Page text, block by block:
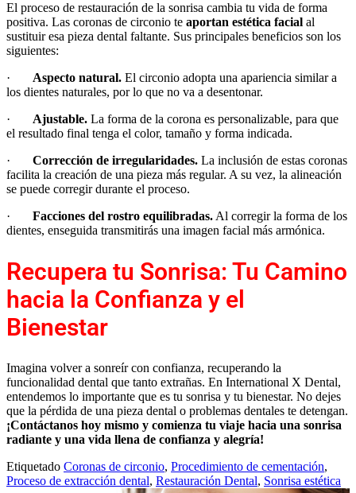
El proceso de restauración de la sonrisa cambia tu vida de forma
positiva. Las coronas de circonio te aportan estética facial al
sustituir esa pieza dental faltante. Sus principales beneficios son los
siguientes:
· Aspecto natural. El circonio adopta una apariencia similar a
los dientes naturales, por lo que no va a desentonar.
· Ajustable. La forma de la corona es personalizable, para que
el resultado final tenga el color, tamaño y forma indicada.
· Corrección de irregularidades. La inclusión de estas coronas
facilita la creación de una pieza más regular. A su vez, la alineación
se puede corregir durante el proceso.
· Facciones del rostro equilibradas. Al corregir la forma de los
dientes, enseguida transmitirás una imagen facial más armónica.
Recupera tu Sonrisa: Tu Camino
hacia la Confianza y el
Bienestar
Imagina volver a sonreír con confianza, recuperando la
funcionalidad dental que tanto extrañas. En International X Dental,
entendemos lo importante que es tu sonrisa y tu bienestar. No dejes
que la pérdida de una pieza dental o problemas dentales te detengan.
¡Contáctanos hoy mismo y comienza tu viaje hacia una sonrisa
radiante y una vida llena de confianza y alegría!
Etiquetado Coronas de circonio, Procedimiento de cementación,
Proceso de extracción dental, Restauración Dental, Sonrisa estética